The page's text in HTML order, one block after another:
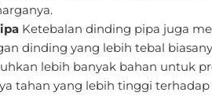
Ketebalan dinding pipa juga
dinding yang lebih tebal
lebih banyak bahan untuk
tahan yang lebih tinggi terhadap